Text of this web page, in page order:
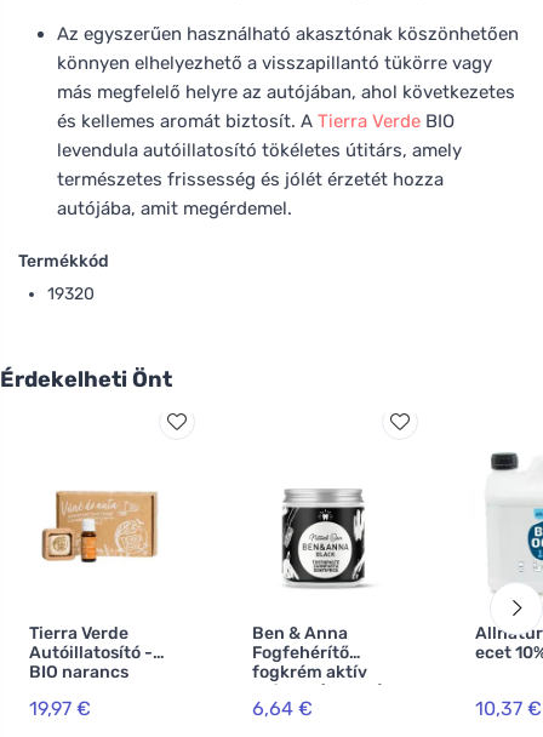
Az egyszerűen használható akasztónak köszönhetően
könnyen elhelyezhető a visszapillantó tükörre vagy
más megfelelő helyre az autójában, ahol következetes
és kellemes aromát biztosít. A Tierra Verde BIO
levendula autóillatosító tökéletes útitárs, amely
természetes frissesség és jólét érzetét hozza
autójába, amit megérdemel.
Termékkód
19320
Érdekelheti Önt
Tierra Verde
Autóillatosító -
BIO narancs
19,97 €
Ben & Anna
Fogfehérítő
fogkrém aktív
szénnel (100 ml)
6,64 €
ecet
10,37 €